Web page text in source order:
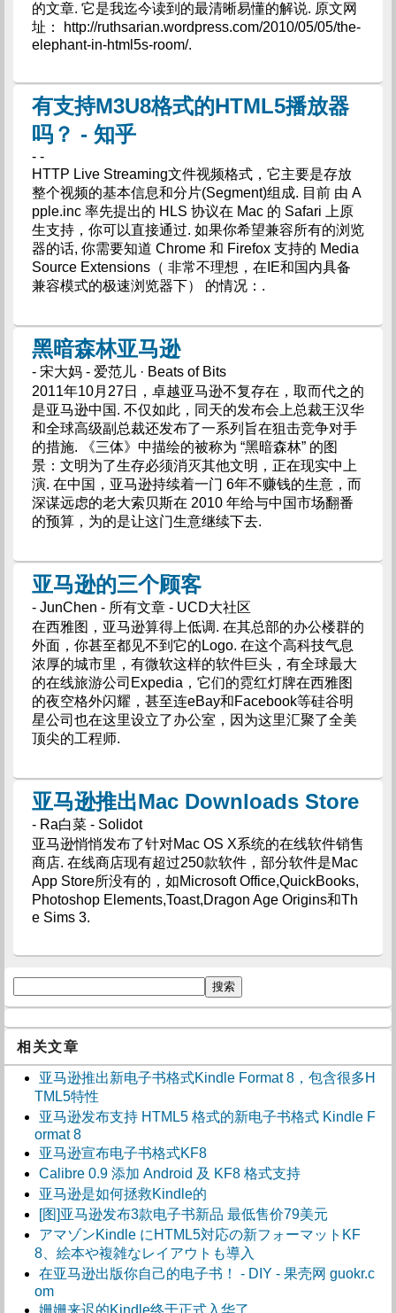
的文章. 它是我迄今读到的最清晰易懂的解说. 原文网
址： http://ruthsarian.wordpress.com/2010/05/05/the-
elephant-in-html5s-room/.
有支持M3U8格式的HTML5播放器
吗？ - 知乎
- -
HTTP Live Streaming文件视频格式，它主要是存放
整个视频的基本信息和分片(Segment)组成. 目前 由 A
pple.inc 率先提出的 HLS 协议在 Mac 的 Safari 上原
生支持，你可以直接通过. 如果你希望兼容所有的浏览
器的话, 你需要知道 Chrome 和 Firefox 支持的 Media
Source Extensions（ 非常不理想，在IE和国内具备
兼容模式的极速浏览器下） 的情况：.
黑暗森林亚马逊
- 宋大妈 - 爱范儿 · Beats of Bits
2011年10月27日，卓越亚马逊不复存在，取而代之的
是亚马逊中国. 不仅如此，同天的发布会上总裁王汉华
和全球高级副总裁还发布了一系列旨在狙击竞争对手
的措施. 《三体》中描绘的被称为 “黑暗森林” 的图
景：文明为了生存必须消灭其他文明，正在现实中上
演. 在中国，亚马逊持续着一门 6年不赚钱的生意，而
深谋远虑的老大索贝斯在 2010 年给与中国市场翻番
的预算，为的是让这门生意继续下去.
亚马逊的三个顾客
- JunChen - 所有文章 - UCD大社区
在西雅图，亚马逊算得上低调. 在其总部的办公楼群的
外面，你甚至都见不到它的Logo. 在这个高科技气息
浓厚的城市里，有微软这样的软件巨头，有全球最大
的在线旅游公司Expedia，它们的霓红灯牌在西雅图
的夜空格外闪耀，甚至连eBay和Facebook等硅谷明
星公司也在这里设立了办公室，因为这里汇聚了全美
顶尖的工程师.
亚马逊推出Mac Downloads Store
- Ra白菜 - Solidot
亚马逊悄悄发布了针对Mac OS X系统的在线软件销售
商店. 在线商店现有超过250款软件，部分软件是Mac
App Store所没有的，如Microsoft Office,QuickBooks,
Photoshop Elements,Toast,Dragon Age Origins和Th
e Sims 3.
相关文章
亚马逊推出新电子书格式Kindle Format 8，包含很多H
TML5特性
亚马逊发布支持 HTML5 格式的新电子书格式 Kindle F
ormat 8
亚马逊宣布电子书格式KF8
Calibre 0.9 添加 Android 及 KF8 格式支持
亚马逊是如何拯救Kindle的
[图]亚马逊发布3款电子书新品 最低售价79美元
アマゾンKindle にHTML5対応の新フォーマットKF
8、絵本や複雑なレイアウトも導入
在亚马逊出版你自己的电子书！ - DIY - 果壳网 guokr.c
om
姗姗来迟的Kindle终于正式入华了